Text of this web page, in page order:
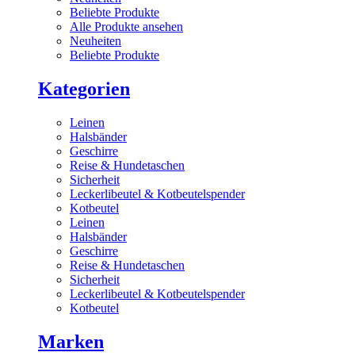
Beliebte Produkte
Alle Produkte ansehen
Neuheiten
Beliebte Produkte
Kategorien
Leinen
Halsbänder
Geschirre
Reise & Hundetaschen
Sicherheit
Leckerlibeutel & Kotbeutelspender
Kotbeutel
Leinen
Halsbänder
Geschirre
Reise & Hundetaschen
Sicherheit
Leckerlibeutel & Kotbeutelspender
Kotbeutel
Marken